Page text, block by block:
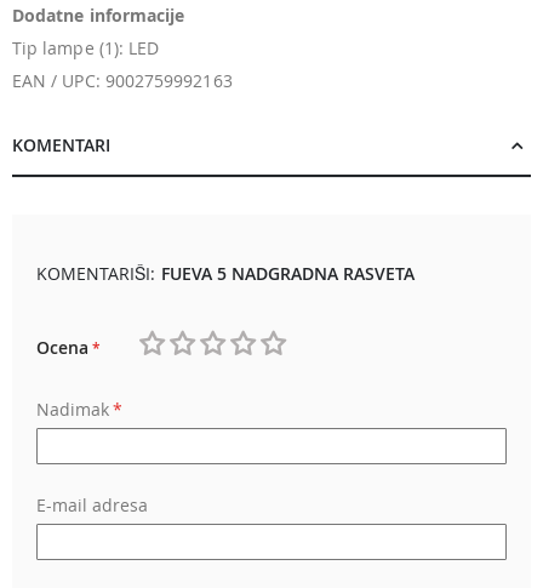
Dodatne informacije
Tip lampe (1): LED
EAN / UPC: 9002759992163
KOMENTARI
KOMENTARIŠI: FUEVA 5 NADGRADNA RASVETA
Ocena
Nadimak
E-mail adresa